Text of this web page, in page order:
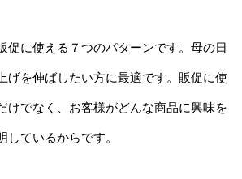
販促に使える７つのパターンです。母の日
げを伸ばしたい方に最適です。販促に使
けでなく、お客様がどんな商品に興味を
ているからです。